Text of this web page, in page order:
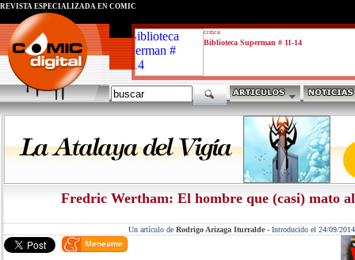
critica
Biblioteca Superman # 11-14
REVISTA ESPECIALIZADA EN CÓMIC
Fredric Wertham: El hombre que (casi) mato
Un artículo de Rodrigo Arizaga Iturralde - Introducido el 24/09/2014